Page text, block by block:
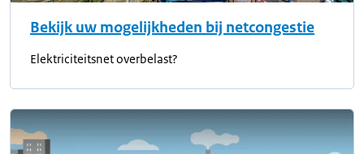
Bekijk uw mogelijkheden bij netcongestie
Elektriciteitsnet overbelast?